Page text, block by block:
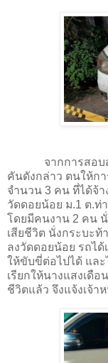
จากการสอบสว
คันดังกล่าว ตนให้ก
จำนวน 3 คน ที่ได้จ้
วัดดอยน้อย ม.1 ต.ท่
โดยมีคนงาน 2 คน
เสียชีวิต นั่งกระบะ
ลงวัดดอยน้อย รถไ
ให้ขับขี่ต่อไปได้ แล
เรียกให้นางแสงเดื
ชีวิตแล้ว จึงแจ้งเจ้า